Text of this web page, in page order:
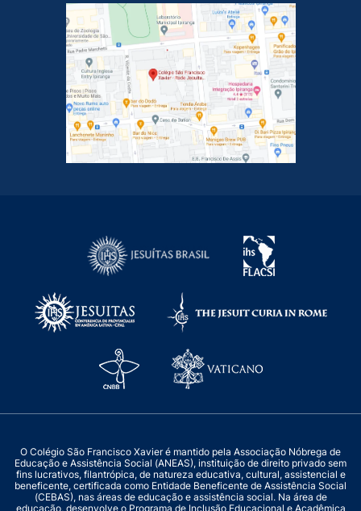
O Colégio São Francisco Xavier é mantido pela Associação Nóbrega de
Educação e Assistência Social (ANEAS), instituição de direito privado sem
fins lucrativos, filantrópica, de natureza educativa, cultural, assistencial e
beneficente, certificada como Entidade Beneficente de Assistência Social
(CEBAS), nas áreas de educação e assistência social. Na área de
educação, desenvolve o Programa de Inclusão Educacional e Acadêmica